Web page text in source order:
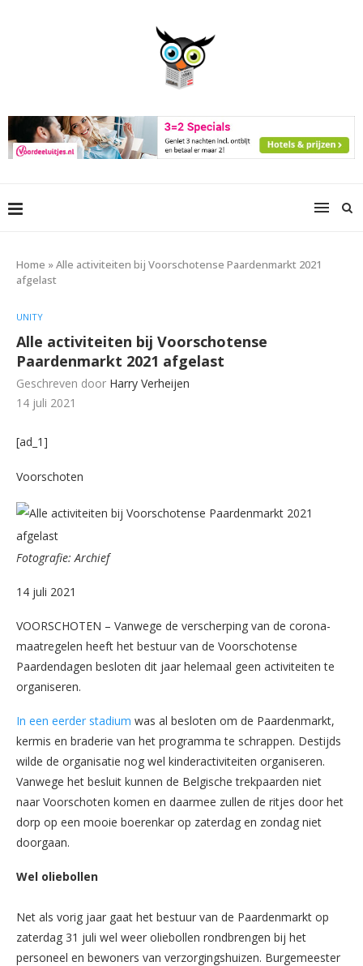
Home »Alle activiteiten bij Voorschotense Paardenmarkt 2021
afgelast
UNITY
Alle activiteiten bij Voorschotense
Paardenmarkt 2021 afgelast
Geschreven door Harry Verheijen
14 juli 2021
[ad_1]
Voorschoten
Fotografie: Archief
14 juli 2021
VOORSCHOTEN – Vanwege de verscherping van de corona-
maatregelen heeft het bestuur van de Voorschotense
Paardendagen besloten dit jaar helemaal geen activiteiten te
organiseren.
In een eerder stadium was al besloten om de Paardenmarkt,
kermis en braderie van het programma te schrappen. Destijds
wilde de organisatie nog wel kinderactiviteiten organiseren.
Vanwege het besluit kunnen de Belgische trekpaarden niet
naar Voorschoten komen en daarmee zullen de ritjes door het
dorp op een mooie boerenkar op zaterdag en zondag niet
doorgaan.
Wel oliebollen
Net als vorig jaar gaat het bestuur van de Paardenmarkt op
zaterdag 31 juli wel weer oliebollen rondbrengen bij het
personeel en bewoners van verzorgingshuizen. Burgemeester